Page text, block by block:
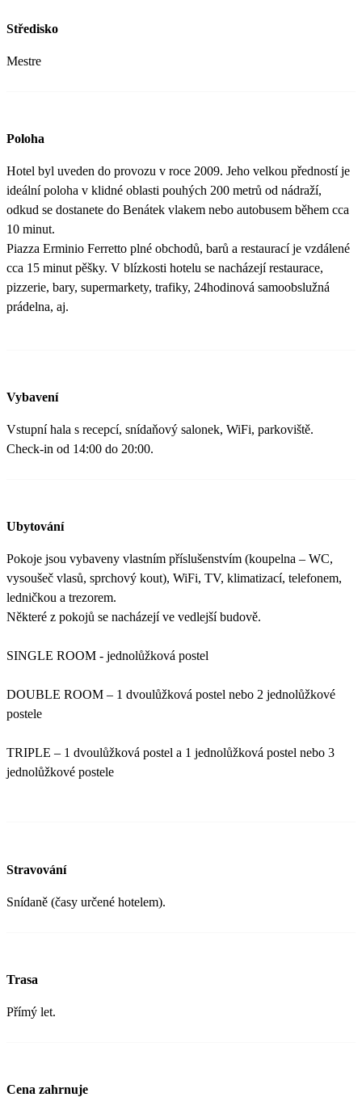
Středisko
Mestre
Poloha
Hotel byl uveden do provozu v roce 2009. Jeho velkou předností je
ideální poloha v klidné oblasti pouhých 200 metrů od nádraží,
odkud se dostanete do Benátek vlakem nebo autobusem během cca
10 minut.
Piazza Erminio Ferretto plné obchodů, barů a restaurací je vzdálené
cca 15 minut pěšky. V blízkosti hotelu se nacházejí restaurace,
pizzerie, bary, supermarkety, trafiky, 24hodinová samoobslužná
prádelna, aj.
Vybavení
Vstupní hala s recepcí, snídaňový salonek, WiFi, parkoviště.
Check-in od 14:00 do 20:00.
Ubytování
Pokoje jsou vybaveny vlastním příslušenstvím (koupelna – WC,
vysoušeč vlasů, sprchový kout), WiFi, TV, klimatizací, telefonem,
ledničkou a trezorem.
Některé z pokojů se nacházejí ve vedlejší budově.
SINGLE ROOM - jednolůžková postel
DOUBLE ROOM – 1 dvoulůžková postel nebo 2 jednolůžkové
postele
TRIPLE – 1 dvoulůžková postel a 1 jednolůžková postel nebo 3
jednolůžkové postele
Stravování
Snídaně (časy určené hotelem).
Trasa
Přímý let.
Cena zahrnuje